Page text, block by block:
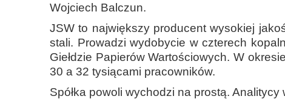
Wojciech Balczun.
JSW to największy producent wysokiej
stali. Prowadzi wydobycie w czterech
Giełdzie Papierów Wartościowych. W
30 a 32 tysiącami pracowników.
Spółka powoli wychodzi na prostą.